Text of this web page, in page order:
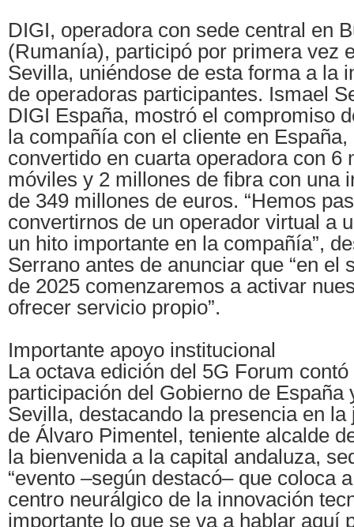
DIGI, operadora con sede central en
(Rumanía), participó por primera vez
Sevilla, uniéndose de esta forma a la
de operadoras participantes. Ismael
DIGI España, mostró el compromiso
la compañía con el cliente en
convertido en cuarta operadora con 6
móviles y 2 millones de fibra con una
de 349 millones de euros. “Hemos
convertirnos de un operador virtual a
un hito importante en la compañía”,
Serrano antes de anunciar que “en el
de 2025 comenzaremos a activar
ofrecer servicio propio”.
Importante apoyo institucional
La octava edición del 5G Forum contó
participación del Gobierno de España
Sevilla, destacando la presencia en la
de Álvaro Pimentel, teniente alcalde
la bienvenida a la capital andaluza,
“evento –según destacó– que coloca
centro neurálgico de la innovación
importante lo que se va a hablar aquí